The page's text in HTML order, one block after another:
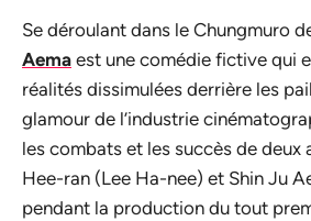
Se déroulant dans le Chungmuro
Aema est une comédie fictive qui
réalités dissimulées derrière les
glamour de l’industrie
les combats et les succès de deux
Hee-ran (Lee Ha-nee) et Shin Ju
pendant la production du tout